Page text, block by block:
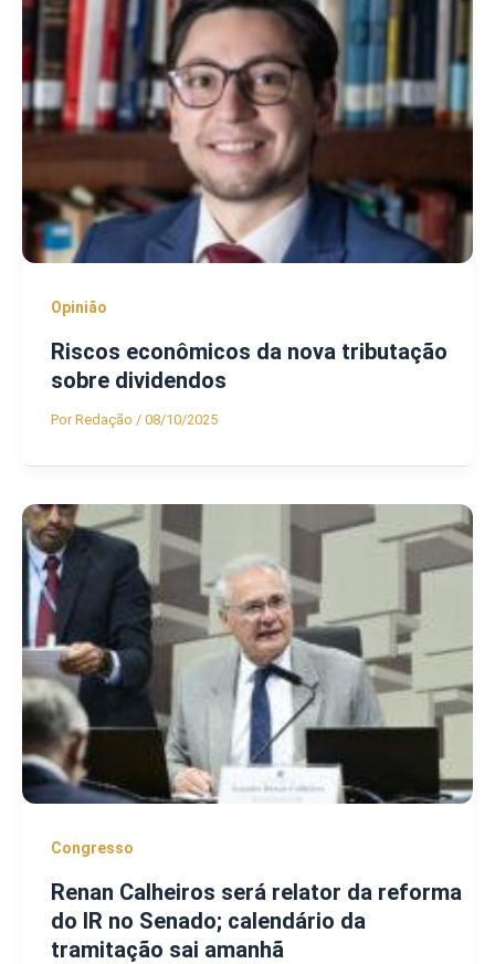
Opinião
Riscos econômicos da nova tributação
sobre dividendos
PorRedação / 08/10/2025
Congresso
Renan Calheiros será relator da reforma
do IR no Senado; calendário da
tramitação sai amanhã